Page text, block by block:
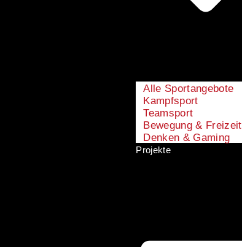
Alle Sportangebote
Kampfsport
Teamsport
Bewegung & Freizeit
Denken & Gaming
Projekte